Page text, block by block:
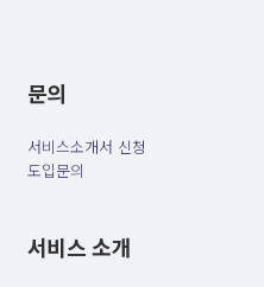
문의
서비스소개서 신청
도입문의
서비스 소개